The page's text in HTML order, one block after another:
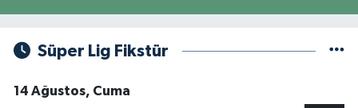
Süper Lig Fikstür
14 Ağustos, Cuma